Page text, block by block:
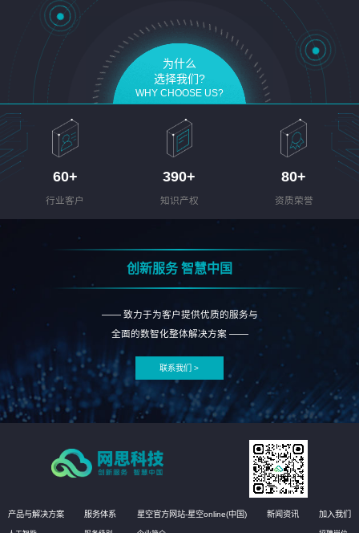
为什么
选择我们?
WHY CHOOSE US?
60+
行业客户
390+
知识产权
80+
资质荣誉
创新服务 智慧中国
—— 致力于为客户提供优质的服务与
全面的数智化整体解决方案 ——
联系我们 >
产品与解决方案 服务体系 星空官方网站-星空online(中国) 新闻资讯 加入我们